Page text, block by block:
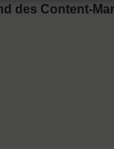
des Content-